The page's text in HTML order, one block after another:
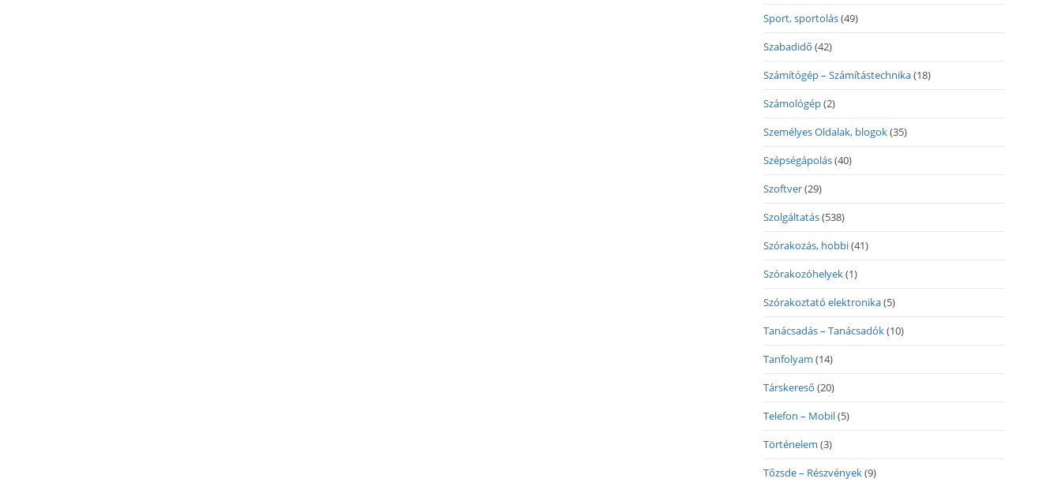
Sport, sportolás(49)
Szabadidő (42)
Számítógép – Számítástechnika(18)
Számológép(2)
Személyes Oldalak, blogok(35)
Szépségápolás(40)
Szoftver(29)
Szolgáltatás(538)
Szórakozás, hobbi(41)
Szórakozóhelyek(1)
Szórakoztató elektronika(5)
Tanácsadás – Tanácsadók(10)
Tanfolyam (14)
Társkereső (20)
Telefon – Mobil(5)
Történelem (3)
Tőzsde – Részvények(9)